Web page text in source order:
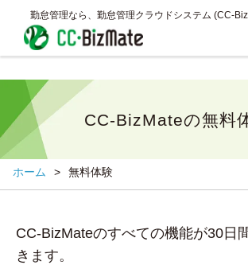
勤怠管理なら、勤怠管理クラウドシステム
CC-BizMateの無料
ホーム > 無料体験
CC-BizMateのすべての機能が30日
きます。